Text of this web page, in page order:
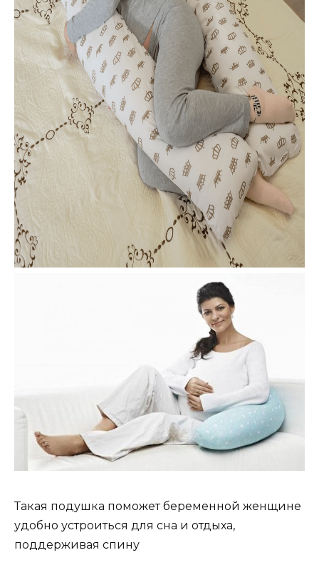
Такая подушка поможет беременной женщине
удобно устроиться для сна и отдыха,
поддерживая спину